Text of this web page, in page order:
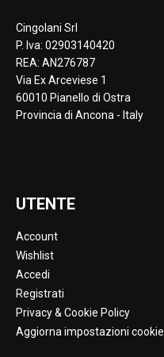
Cingolani Srl
P. Iva: 02903140420
REA: AN276787
Via Ex Arceviese 1
60010 Pianello di Ostra
Provincia di Ancona - Italy
UTENTE
Account
Wishlist
Accedi
Registrati
Privacy & Cookie Policy
Aggiorna impostazioni cookie